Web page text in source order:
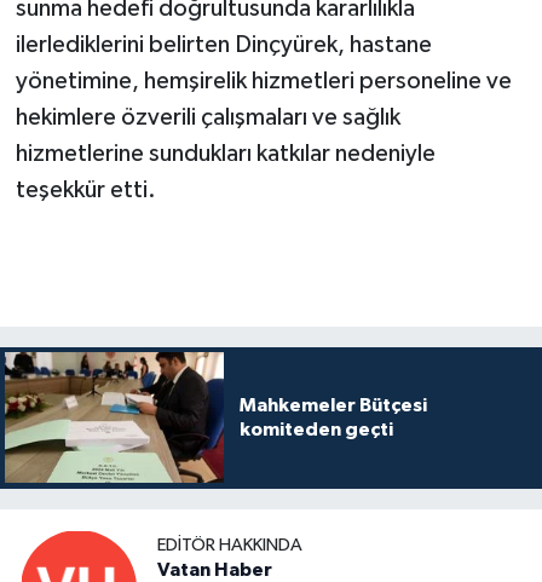
sunma hedefi doğrultusunda kararlılıkla
ilerlediklerini belirten Dinçyürek, hastane
yönetimine, hemşirelik hizmetleri personeline ve
hekimlere özverili çalışmaları ve sağlık
hizmetlerine sundukları katkılar nedeniyle
teşekkür etti.
Mahkemeler Bütçesi
komiteden geçti
EDITÖR HAKKINDA
Vatan Haber